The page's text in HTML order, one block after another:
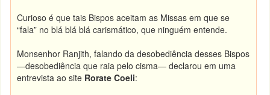
Curioso é que tais Bispos aceitam as Missas em que se
“fala” no blá blá blá carismático, que ninguém entende.
Monsenhor Ranjith, falando da desobediência desses Bispos
—desobediência que raia pelo cisma— declarou em uma
entrevista ao site Rorate Coeli: